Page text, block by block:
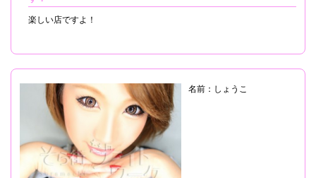
楽しい店ですよ！
名前：しょうこ